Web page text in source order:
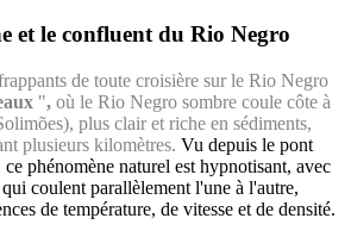
et le confluent du Rio Negro
de toute croisière sur le Rio Negro
", où le Rio Negro sombre coule côte à
plus clair et riche en sédiments,
plusieurs kilomètres. Vu depuis le pont
phénomène naturel est hypnotisant, avec
coulent parallèlement l'une à l'autre,
de température, de vitesse et de densité.